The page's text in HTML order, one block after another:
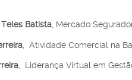
Batista, Mercado
, Atividade Comercial na
, Liderança Virtual em